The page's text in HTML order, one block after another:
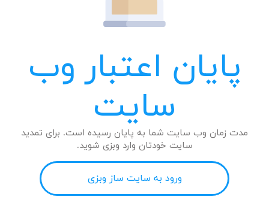
پایان اعتبار وب
سایت
مدت زمان وب سایت شما به پایان رسیده است. برای تمدید
سایت خودتان وارد وبزی شوید.
ورود به سایت ساز وبزی